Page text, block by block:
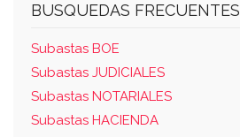
BUSQUEDAS FRECUENTES
Subastas BOE
Subastas JUDICIALES
Subastas NOTARIALES
Subastas HACIENDA